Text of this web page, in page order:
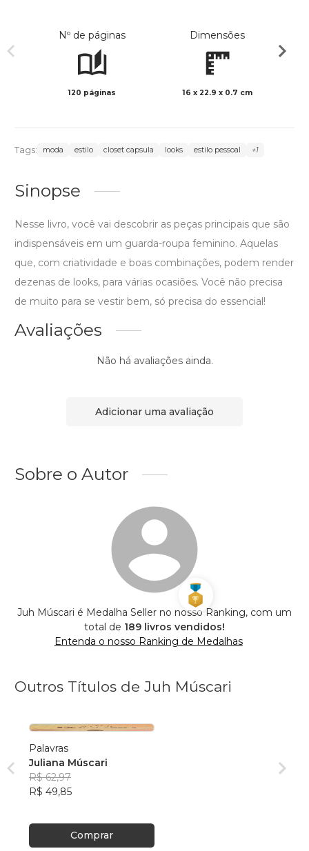
Nº de páginas
120 páginas
Dimensões
16 x 22.9 x 0.7 cm
Tags: moda estilo closet capsula looks estilo pessoal +1
Sinopse
Nesse livro, você vai descobrir as peças principais que são
indispensáveis em um guarda-roupa feminino. Aquelas
que, com criatividade e boas combinações, podem render
dezenas de looks, para várias ocasiões. Você não precisa
de muito para se vestir bem, só precisa do essencial!
Avaliações
Não há avaliações ainda.
Adicionar uma avaliação
Sobre o Autor
Juh Múscari é Medalha Seller no nosso Ranking, com um
total de 189 livros vendidos!
Entenda o nosso Ranking de Medalhas
Outros Títulos de Juh Múscari
Palavras
Juliana Múscari
R$ 62,97
R$ 49,85
Comprar